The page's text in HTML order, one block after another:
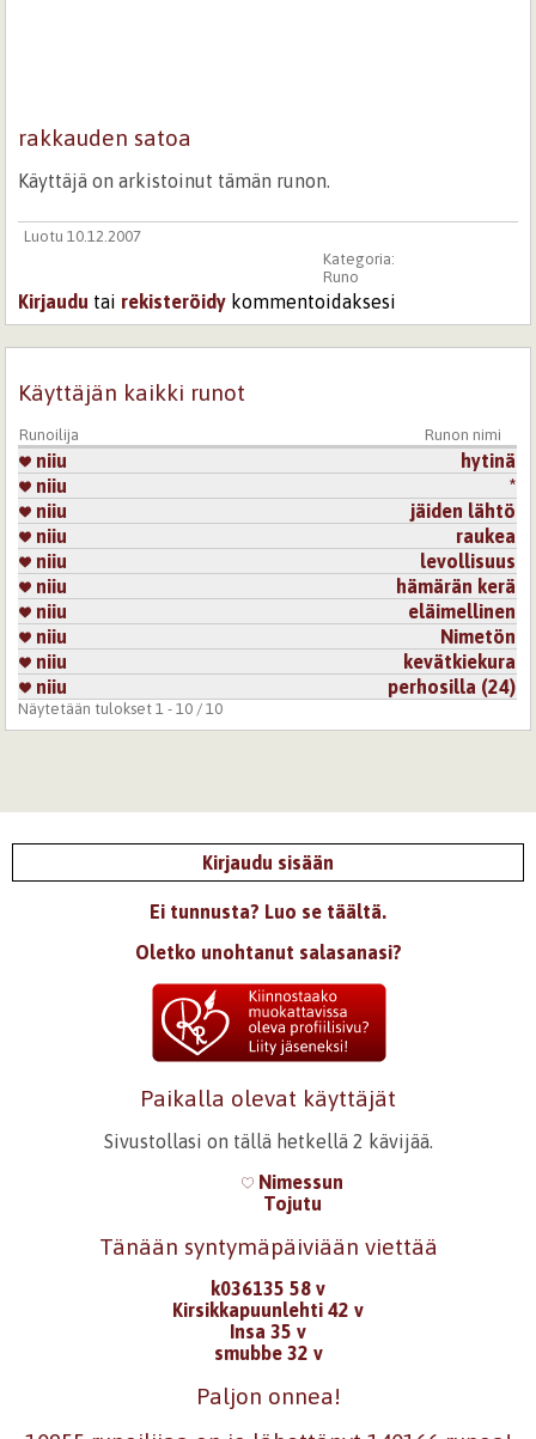
rakkauden satoa
Käyttäjä on arkistoinut tämän runon.
Luotu 10.12.2007
Kategoria:
Runo
Kirjaudu tai rekisteröidy kommentoidaksesi
Käyttäjän kaikki runot
Runoilija Runon nimi
niiu
hytinä
niiu
*
niiu
jäiden lähtö
niiu
raukea
niiu
levollisuus
niiu
hämärän kerä
niiu
eläimellinen
niiu
Nimetön
niiu
kevätkiekura
niiu
perhosilla (24)
Näytetään tulokset 1 - 10 / 10
Kirjaudu sisään
Ei tunnusta? Luo se täältä.
Oletko unohtanut salasanasi?
Paikalla olevat käyttäjät
Sivustollasi on tällä hetkellä 2 kävijää.
Nimessun
Tojutu
Tänään syntymäpäiviään viettää
k036135 58 v
Kirsikkapuunlehti 42 v
Insa 35 v
smubbe 32 v
Paljon onnea!